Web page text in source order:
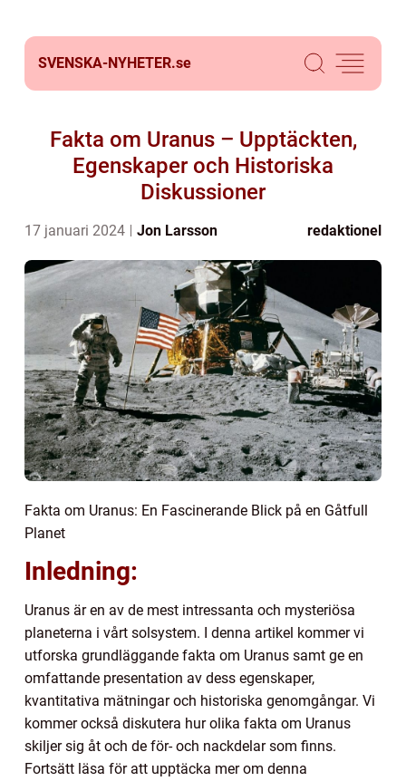
SVENSKA-NYHETER.se
Fakta om Uranus – Upptäckten,
Egenskaper och Historiska
Diskussioner
17 januari 2024 Jon Larsson redaktionel
Fakta om Uranus: En Fascinerande Blick på en Gåtfull
Planet
Inledning:
Uranus är en av de mest intressanta och mysteriösa
planeterna i vårt solsystem. I denna artikel kommer vi
utforska grundläggande fakta om Uranus samt ge en
omfattande presentation av dess egenskaper,
kvantitativa mätningar och historiska genomgångar. Vi
kommer också diskutera hur olika fakta om Uranus
skiljer sig åt och de för- och nackdelar som finns.
Fortsätt läsa för att upptäcka mer om denna